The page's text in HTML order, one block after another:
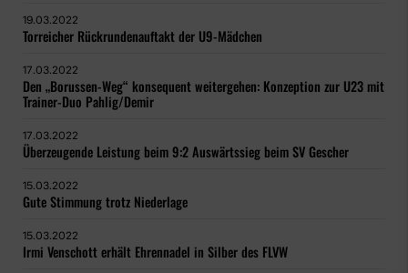
19.03.2022
Torreicher Rückrundenauftakt der U9-Mädchen
17.03.2022
Den „Borussen-Weg“ konsequent weitergehen: Konzeption zur U23 mit
Trainer-Duo Pahlig/Demir
17.03.2022
Überzeugende Leistung beim 9:2 Auswärtssieg beim SV Gescher
15.03.2022
Gute Stimmung trotz Niederlage
15.03.2022
Irmi Venschott erhält Ehrennadel in Silber des FLVW